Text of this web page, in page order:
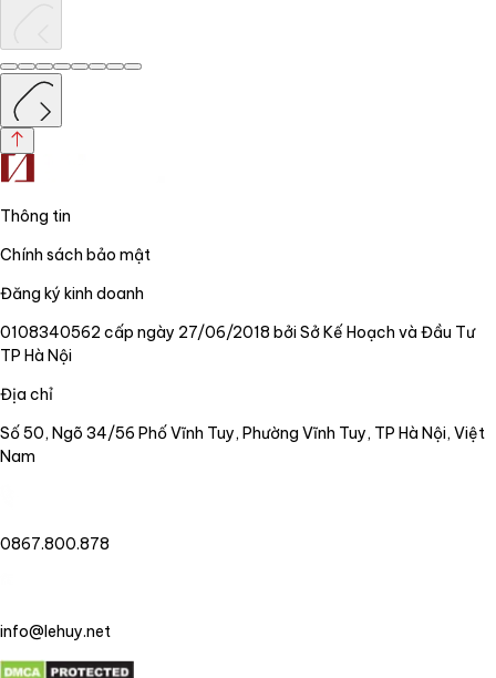
Thông tin
Chính sách bảo mật
Đăng ký kinh doanh
0108340562 cấp ngày 27/06/2018 bởi Sở Kế Hoạch và Đầu Tư
TP Hà Nội
Địa chỉ
Số 50, Ngõ 34/56 Phố Vĩnh Tuy, Phường Vĩnh Tuy, TP Hà Nội, Việt
Nam
0867.800.878
info@lehuy.net